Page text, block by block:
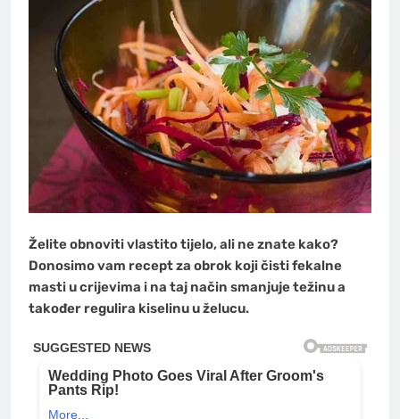
Želite obnoviti vlastito tijelo, ali ne znate kako?
Donosimo vam recept za obrok koji čisti fekalne
masti u crijevima i na taj način smanjuje težinu a
također regulira kiselinu u želucu.